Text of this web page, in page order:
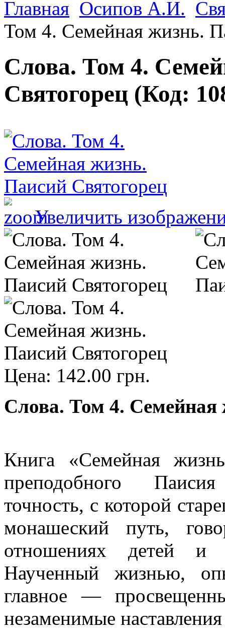
Главная Осипов А.И.
Том 4. Семейная жизнь.
Слова. Том 4.
Святогорец (Код:
Увеличить
Цена: 142.00 грн.
Слова. Том 4. Семейная
Книга «Семейная
преподобного
точность, с которой
монашеский путь,
отношениях детей
Наученный жизнью,
главное —
незаменимые наставления